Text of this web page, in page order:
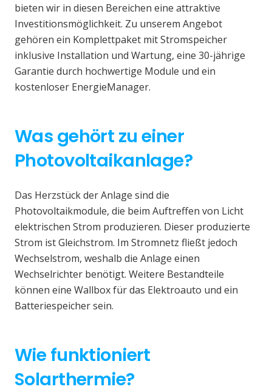
bieten wir in diesen Bereichen eine attraktive
Investitionsmöglichkeit. Zu unserem Angebot
gehören ein Komplettpaket mit Stromspeicher
inklusive Installation und Wartung, eine 30-jährige
Garantie durch hochwertige Module und ein
kostenloser EnergieManager.
Was gehört zu einer
Photovoltaikanlage?
Das Herzstück der Anlage sind die
Photovoltaikmodule, die beim Auftreffen von Licht
elektrischen Strom produzieren. Dieser produzierte
Strom ist Gleichstrom. Im Stromnetz fließt jedoch
Wechselstrom, weshalb die Anlage einen
Wechselrichter benötigt. Weitere Bestandteile
können eine Wallbox für das Elektroauto und ein
Batteriespeicher sein.
Wie funktioniert
Solarthermie?